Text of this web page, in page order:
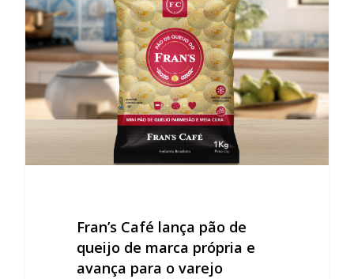
Fran’s Café lança pão de
queijo de marca própria e
avança para o varejo